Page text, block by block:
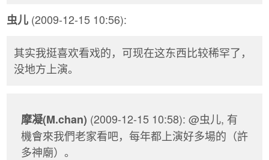
虫儿 (2009-12-15 10:56):
其实我挺喜欢看戏的，可现在这东西比较稀罕了，
没地方上演。
摩凝(M.chan) (2009-12-15 10:58): @虫儿, 有
機會來我們老家看吧，每年都上演好多場的（許
多神廟）。